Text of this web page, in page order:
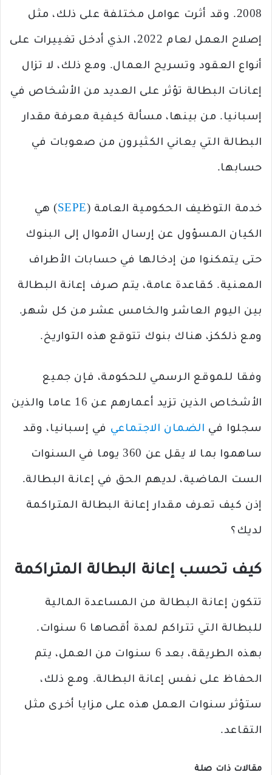
2008. وقد أثرت عوامل مختلفة على ذلك، مثل
إصلاح العمل لعام 2022، الذي أدخل تغييرات على
أنواع العقود وتسريح العمال. ومع ذلك، لا تزال
إعانات البطالة تؤثر على العديد من الأشخاص في
إسبانيا. من بينها، مسألة كيفية معرفة مقدار
البطالة التي يعاني الكثيرون من صعوبات في
حسابها.
خدمة التوظيف الحكومية العامة (SEPE) هي
الكيان المسؤول عن إرسال الأموال إلى البنوك
حتى يتمكنوا من إدخالها في حسابات الأطراف
المعنية. كقاعدة عامة، يتم صرف إعانة البطالة
بين اليوم العاشر والخامس عشر من كل شهر.
ومع ذلككز، هناك بنوك تتوقع هذه التواريخ.
وفقا للموقع الرسمي للحكومة، فإن جميع
الأشخاص الذين تزيد أعمارهم عن 16 عاما والذين
سجلوا في الضمان الاجتماعي في إسبانيا، وقد
ساهموا بما لا يقل عن 360 يوما في السنوات
الست الماضية، لديهم الحق في إعانة البطالة.
إذن كيف تعرف مقدار إعانة البطالة المتراكمة
لديك؟
كيف تحسب إعانة البطالة المتراكمة
تتكون إعانة البطالة من المساعدة المالية
للبطالة التي تتراكم لمدة أقصاها 6 سنوات.
بهذه الطريقة، بعد 6 سنوات من العمل، يتم
الحفاظ على نفس إعانة البطالة. ومع ذلك،
ستؤثر سنوات العمل هذه على مزايا أخرى مثل
التقاعد.
مقالات ذات صلة